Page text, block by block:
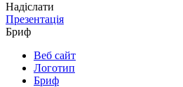
Надіслати
Презентація
Бриф
Веб сайт
Логотип
Бриф